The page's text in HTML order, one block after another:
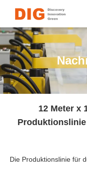
12 Meter x
Die Produktionslinie für